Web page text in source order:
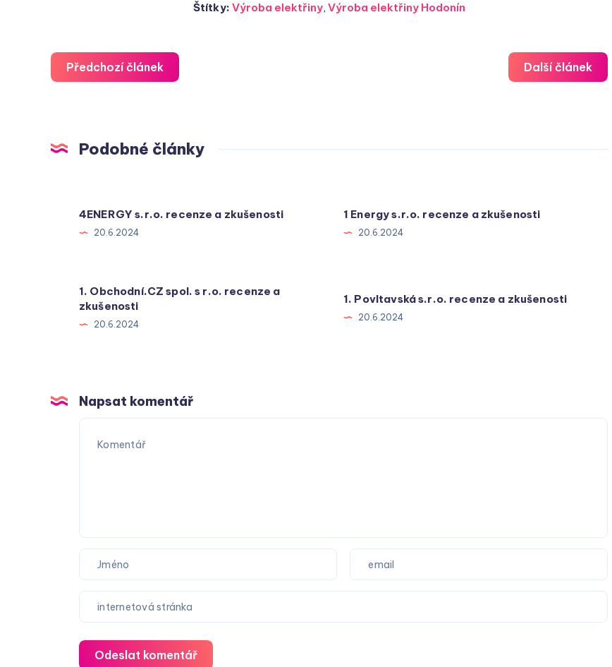
Štítky:Výroba elektřiny,Výroba elektřiny Hodonín
Předchozí článek Další článek
Podobné články
4ENERGY s.r.o. recenze a zkušenosti
20.6.2024
1 Energy s.r.o. recenze a zkušenosti
20.6.2024
1. Obchodní.CZ spol. s r.o. recenze a
zkušenosti
20.6.2024
1. Povltavská s.r.o. recenze a zkušenosti
20.6.2024
Napsat komentář
Odeslat komentář